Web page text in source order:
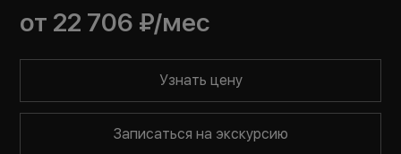
от 22 706 ₽/мес
Узнать цену
Записаться на экскурсию